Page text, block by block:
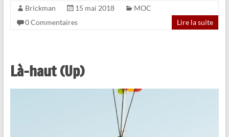
Brickman 15 mai 2018
MOC
0 Commentaires
Lire la suite
Là-haut (Up)